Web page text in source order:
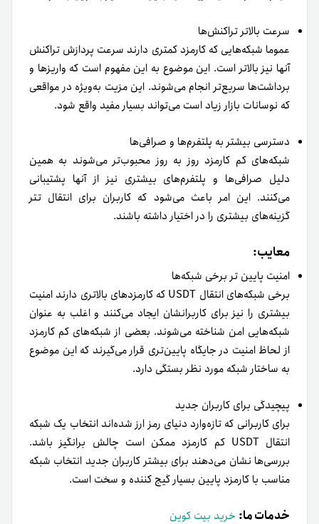
دسترسی بیشتر به پلتفرم‌ها و صرافی‌ها
شبکه‌های کم کارمزد روز به روز محبوب‌تر می‌شوند به همین
دلیل صرافی‌ها و پلتفرم‌های بیشتری نیز از آنها پشتیبانی
می‌کنند. این امر باعث می‌شود که کاربران برای انتقال تتر
گزینه‌های بیشتری را در اختیار داشته باشند.
معایب:
امنیت پایین تر برخی شبکه‌ها
برخی شبکه‌های انتقال USDT که کارمزدهای بالاتری دارند امنیت
بیشتری را نیز برای کاربرانشان ایجاد می‌کنند و اغلب به عنوان
شبکه‌هایی امن شناخته می‌شوند. بعضی از شبکه‌های کم کارمزد
از لحاظ امنیت در جایگاه پایین‌تری قرار می‌گیرند که این موضوع
پیچیدگی برای کاربران جدید
برای کاربرانی که تازه‌وارد دنیای رمز ارز شده‌اند انتخاب یک شبکه
انتقال USDT کم کارمزد ممکن است چالش برانگیز باشد.
بررسی‌ها نشان می‌دهند برای بیشتر کاربران جدید انتخاب شبکه
مناسب با کارمزد پایین بسیار گیج کننده و سخت است.
خدمات ما:خرید بیت کوین
نکات امنیتی هنگام انتخاب شبکه
انتقال USDT
برای اینکه بتوانید بهترین شبکه انتقال USDT را انتخاب کنید